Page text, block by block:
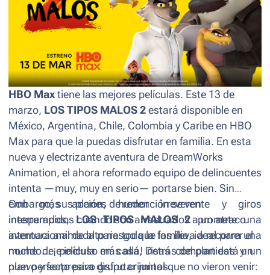
HBO Max tiene las mejores películas. Este 13 de
marzo, LOS TIPOS MALOS 2 estará disponible en
México, Argentina, Chile, Colombia y Caribe en HBO
Max para que la puedas disfrutar en familia. En esta
nueva y electrizante aventura de DreamWorks
Animation, el ahora reformado equipo de delincuentes
intenta —muy, muy en serio— portarse bien. Sin
embargo, sus planes de redención se ven
interrumpidos cuando son arrastrados a un atraco
internacional de alto riesgo que los lleva a recorrer el
mundo... ¡e incluso más allá! Detrás del plan está un
nuevo y sorpresivo grupo criminal que no vieron venir:
Con más acción, humor irreverente y giros
inesperados, LOS TIPOS MALOS 2promete una
aventura animada para toda la familia, ideal para una
noche de película en casa, risas compartidas y un
plan perfecto para disfrutar juntos.